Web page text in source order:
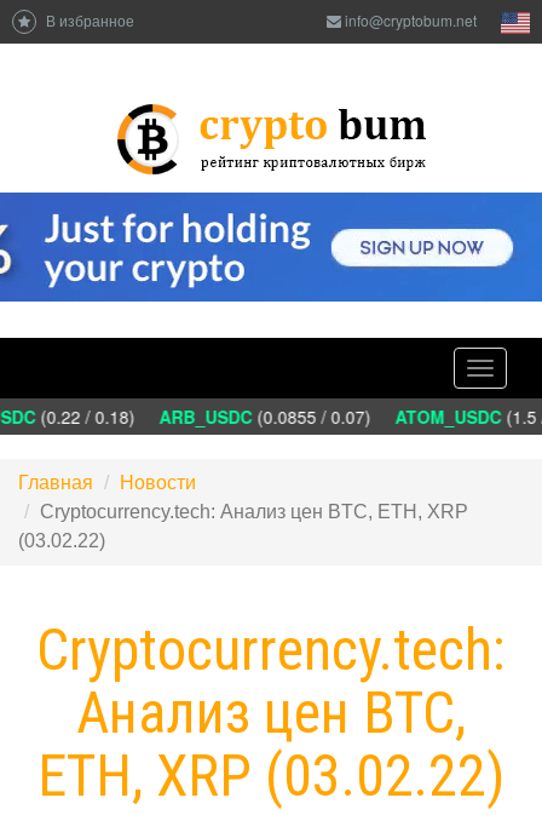
В избранное info@cryptobum.net
Toggle
(0.22 / 0.18) ARB_USDC(0.0855 / 0.07) ATOM_USDC(1.5
Главная
Новости
Cryptocurrency.tech: Анализ цен BTC, ETH, XRP
(03.02.22)
Cryptocurrency.tech:
Анализ цен BTC,
ETH, XRP (03.02.22)